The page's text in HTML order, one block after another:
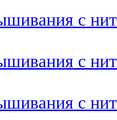
с
с
с